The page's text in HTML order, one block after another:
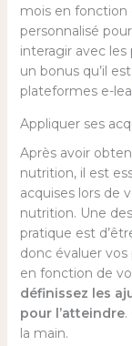
mois en fonction
personnalisé
interagir avec
un bonus qu’il
plateformes e-
Appliquer ses
Après avoir
nutrition, il est
acquises lors de
nutrition. Une
pratique est
donc évaluer
en fonction de
définissez les
pour l’atteindre.
la main.